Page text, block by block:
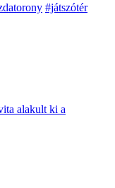
#játszótér
alakult ki a